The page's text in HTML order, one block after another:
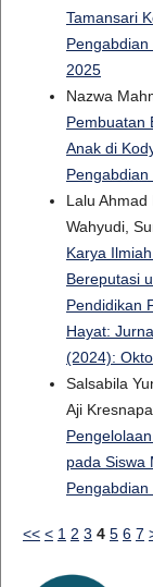
Tamansari
2025
Nazwa
Pembuatan
Anak di
Lalu Ahmad
Wahyudi,
Karya
Bereputasi
Pendidikan
Hayat:
(2024):
Salsabila
Aji
pada Siswa
<< < 1 2 3 4 5 6 7